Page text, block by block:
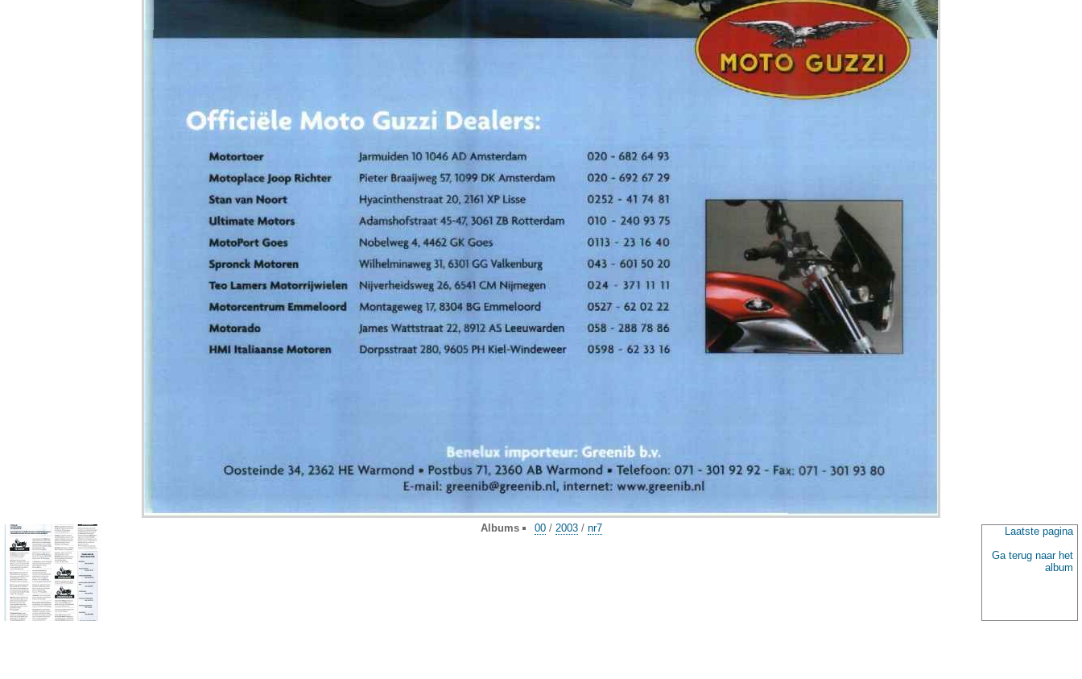
Laatste pagina
Ga terug naar het
album
Albums 00/ 2003/ nr7